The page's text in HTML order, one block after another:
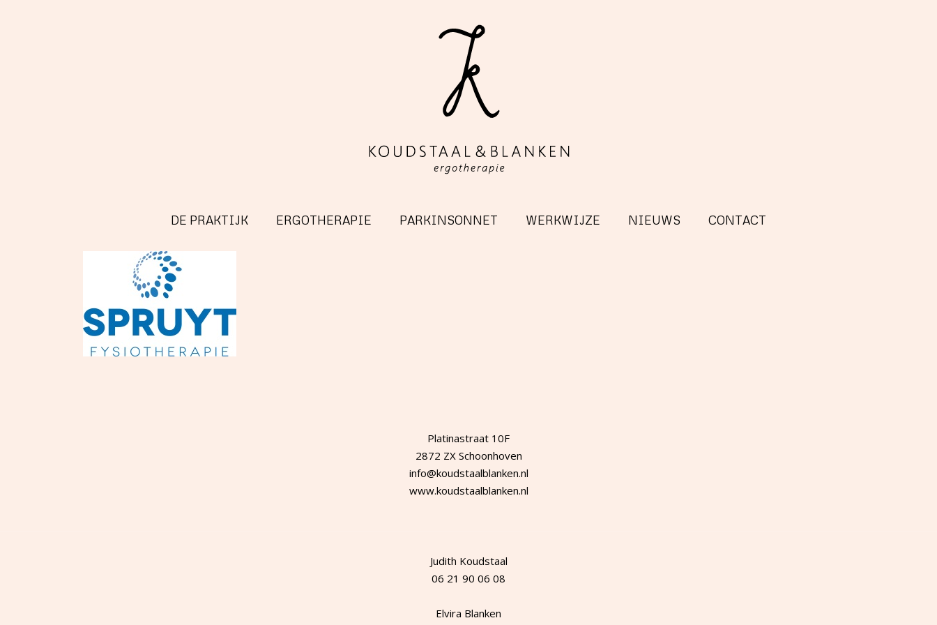
DE PRAKTIJK ERGOTHERAPIE PARKINSONNET WERKWIJZE NIEUWS CONTACT
Platinastraat 10F
2872 ZX Schoonhoven
info@koudstaalblanken.nl
www.koudstaalblanken.nl
Judith Koudstaal
06 21 90 06 08
Elvira Blanken